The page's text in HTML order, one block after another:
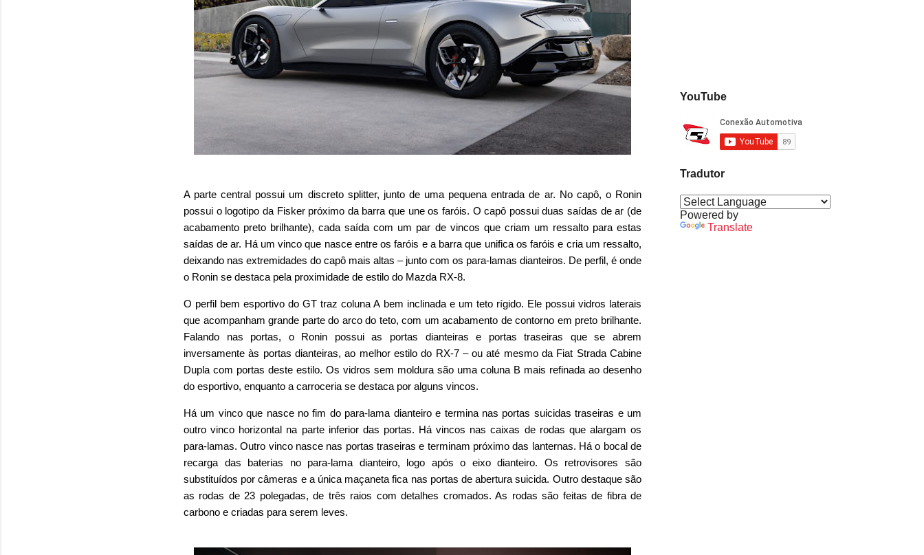
YouTube
Tradutor
Powered by
Translate
A parte central possui um discreto splitter, junto de uma pequena entrada de ar. No capô, o Ronin
possui o logotipo da Fisker próximo da barra que une os faróis. O capô possui duas saídas de ar (de
acabamento preto brilhante), cada saída com um par de vincos que criam um ressalto para estas
saídas de ar. Há um vinco que nasce entre os faróis e a barra que unifica os faróis e cria um ressalto,
deixando nas extremidades do capô mais altas – junto com os para-lamas dianteiros. De perfil, é onde
o Ronin se destaca pela proximidade de estilo do Mazda RX-8.
O perfil bem esportivo do GT traz coluna A bem inclinada e um teto rígido. Ele possui vidros laterais
que acompanham grande parte do arco do teto, com um acabamento de contorno em preto brilhante.
Falando nas portas, o Ronin possui as portas dianteiras e portas traseiras que se abrem
inversamente às portas dianteiras, ao melhor estilo do RX-7 – ou até mesmo da Fiat Strada Cabine
Dupla com portas deste estilo. Os vidros sem moldura são uma coluna B mais refinada ao desenho
do esportivo, enquanto a carroceria se destaca por alguns vincos.
Há um vinco que nasce no fim do para-lama dianteiro e termina nas portas suicidas traseiras e um
outro vinco horizontal na parte inferior das portas. Há vincos nas caixas de rodas que alargam os
para-lamas. Outro vinco nasce nas portas traseiras e terminam próximo das lanternas. Há o bocal de
recarga das baterias no para-lama dianteiro, logo após o eixo dianteiro. Os retrovisores são
substituídos por câmeras e a única maçaneta fica nas portas de abertura suicida. Outro destaque são
as rodas de 23 polegadas, de três raios com detalhes cromados. As rodas são feitas de fibra de
carbono e criadas para serem leves.